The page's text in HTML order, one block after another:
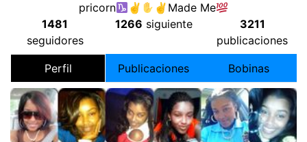
pricorn
✌ ✌ Made Me
1481
seguidores
1266 siguiente
3211
publicaciones
Perfil Publicaciones Bobinas